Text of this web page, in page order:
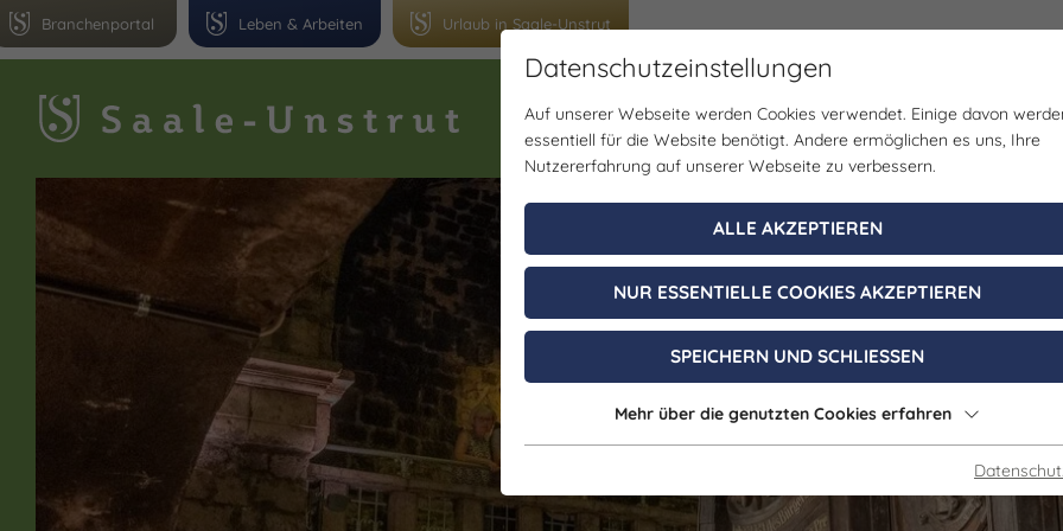
Urlaub in Saale-Unstrut
Leben & Arbeiten
Branchenportal
Gruppenreisen Schülerreisen Tagungen &
Datenschutzeinstellungen
Auf unserer Webseite werden Cookies verwendet. Einige davon
essentiell für die Website benötigt. Andere ermöglichen es uns, Ihre
Nutzererfahrung auf unserer Webseite zu verbessern.
ALLE AKZEPTIEREN
NUR ESSENTIELLE COOKIES AKZEPTIEREN
SPEICHERN UND SCHLIESSEN
Mehr über die genutzten Cookies erfahren